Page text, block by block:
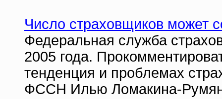
Число страховщиков может
Федеральная служба
2005 года.
тенденция и проблемах
ФССН Илью Ломакина-